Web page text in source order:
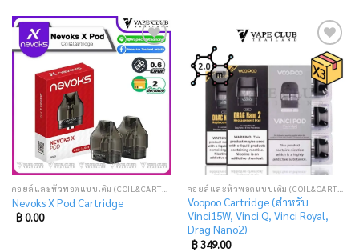
Add
to
wishlist
Nevoks X Pod Cartridge
฿0.00
Add
to
wishlist
Voopoo Cartridge (สำหรับ
Vinci15W, Vinci Q, Vinci Royal,
Drag Nano2)
฿349.00